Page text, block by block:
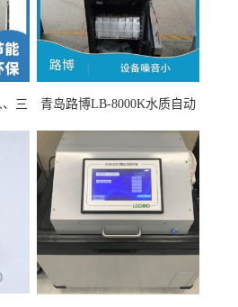
三
青岛路博LB-8000K水质自动